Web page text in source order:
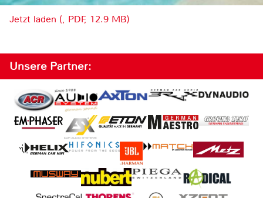
Jetzt laden (, PDF, 12.9 MB)
Unsere Partner: